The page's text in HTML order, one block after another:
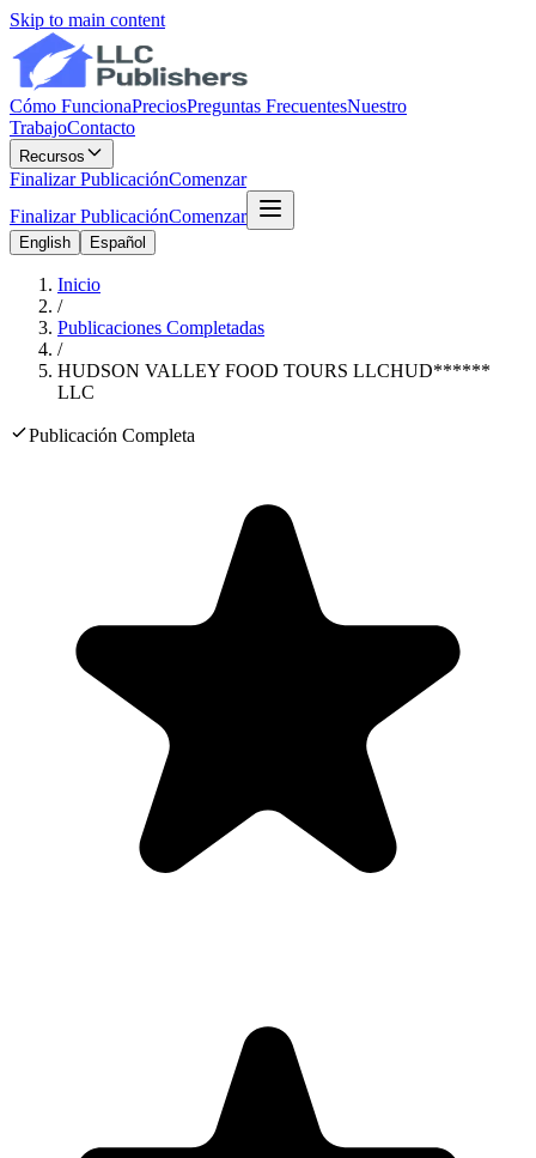
Skip to main content
Cómo FuncionaPreciosPreguntas FrecuentesNuestro
TrabajoContacto
Recursos
Finalizar PublicaciónComenzar
Finalizar PublicaciónComenzar
English Español
Inicio
/
Publicaciones Completadas
/
HUDSON VALLEY FOOD TOURS LLCHUD******
LLC
Publicación Completa